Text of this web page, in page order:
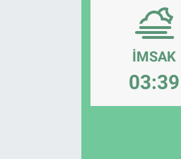
İMSAK
03:39